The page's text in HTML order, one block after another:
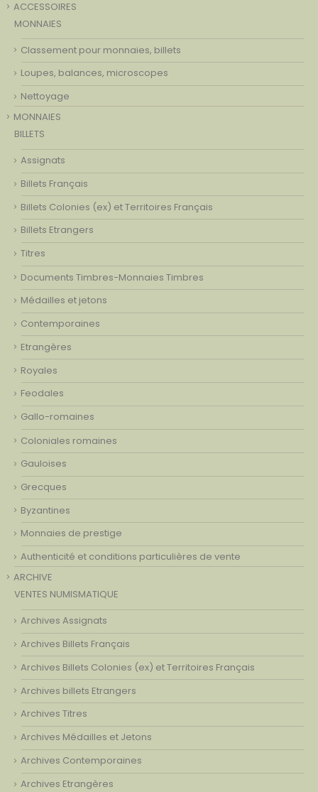
ACCESSOIRES
MONNAIES
Classement pour monnaies, billets
Loupes, balances, microscopes
Nettoyage
MONNAIES
BILLETS
Assignats
Billets Français
Billets Colonies (ex) et Territoires Français
Billets Etrangers
Titres
Documents Timbres-Monnaies Timbres
Médailles et jetons
Contemporaines
Etrangères
Royales
Feodales
Gallo-romaines
Coloniales romaines
Gauloises
Grecques
Byzantines
Monnaies de prestige
Authenticité et conditions particulières de vente
ARCHIVE
VENTES NUMISMATIQUE
Archives Assignats
Archives Billets Français
Archives Billets Colonies (ex) et Territoires Français
Archives billets Etrangers
Archives Titres
Archives Médailles et Jetons
Archives Contemporaines
Archives Etrangères